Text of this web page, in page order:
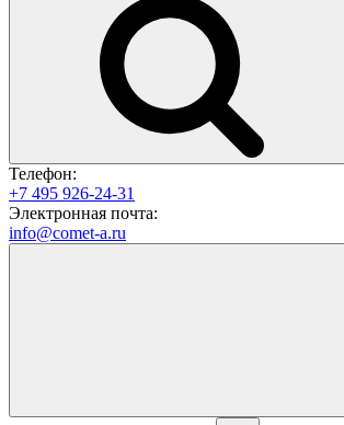
Телефон:
+7 495 926-24-31
Электронная почта:
info@comet-a.ru